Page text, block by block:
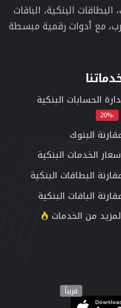
البنكية، الباقات
مع أدوات رقمية مبسطة
الحسابات البنكية
-20%
البنوك
الخدمات البنكية
البطاقات البنكية
الباقات البنكية
من الخدمات
قريباً